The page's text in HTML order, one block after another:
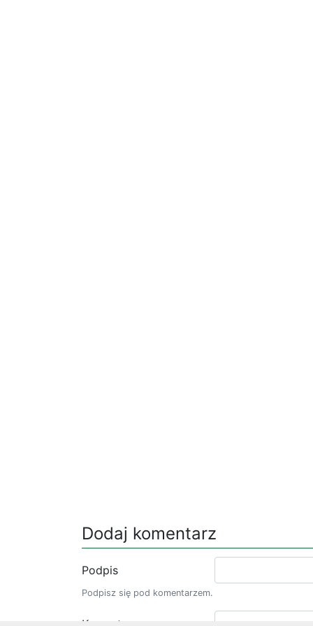
Dodaj komentarz
Podpis
Podpisz się pod komentarzem.